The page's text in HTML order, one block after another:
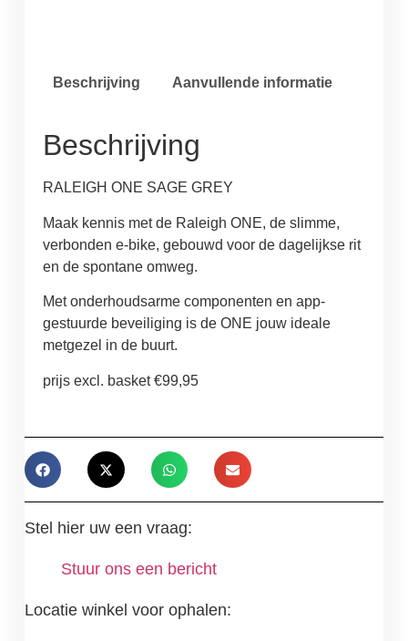
Beschrijving Aanvullende informatie
Beschrijving
RALEIGH ONE SAGE GREY
Maak kennis met de Raleigh ONE, de slimme,
verbonden e-bike, gebouwd voor de dagelijkse rit
en de spontane omweg.
Met onderhoudsarme componenten en app-
gestuurde beveiliging is de ONE jouw ideale
metgezel in de buurt.
prijs excl. basket €99,95
Stel hier uw een vraag:
Stuur ons een bericht
Locatie winkel voor ophalen: